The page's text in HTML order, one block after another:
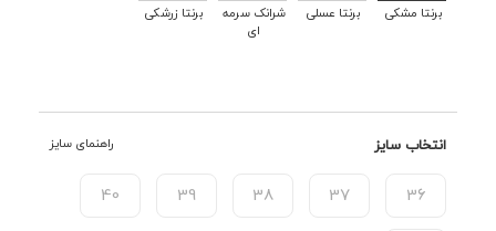
برنتا مشکی برنتا عسلی
شرانک سرمه
ای
برنتا زرشکی
انتخاب سایز راهنمای سایز
36
37
38
39
40